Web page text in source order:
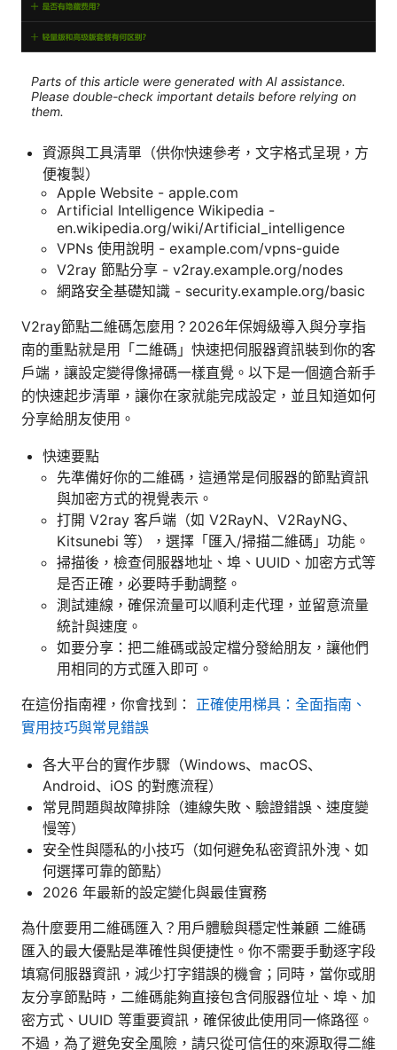
Parts of this article were generated with AI assistance.
Please double-check important details before relying on
them.
資源與工具清單（供你快速參考，文字格式呈現，方
便複製）
Apple Website - apple.com
Artificial Intelligence Wikipedia -
en.wikipedia.org/wiki/Artificial_intelligence
VPNs 使用說明 - example.com/vpns-guide
V2ray 節點分享 - v2ray.example.org/nodes
網路安全基礎知識 - security.example.org/basic
V2ray節點二維碼怎麼用？2026年保姆級導入與分享指
南的重點就是用「二維碼」快速把伺服器資訊裝到你的客
戶端，讓設定變得像掃碼一樣直覺。以下是一個適合新手
的快速起步清單，讓你在家就能完成設定，並且知道如何
分享給朋友使用。
快速要點
先準備好你的二維碼，這通常是伺服器的節點資訊
與加密方式的視覺表示。
打開 V2ray 客戶端（如 V2RayN、V2RayNG、
Kitsunebi 等），選擇「匯入/掃描二維碼」功能。
掃描後，檢查伺服器地址、埠、UUID、加密方式等
是否正確，必要時手動調整。
測試連線，確保流量可以順利走代理，並留意流量
統計與速度。
如要分享：把二維碼或設定檔分發給朋友，讓他們
用相同的方式匯入即可。
在這份指南裡，你會找到： 正確使用梯具：全面指南、
實用技巧與常見錯誤
各大平台的實作步驟（Windows、macOS、
Android、iOS 的對應流程）
常見問題與故障排除（連線失敗、驗證錯誤、速度變
慢等）
安全性與隱私的小技巧（如何避免私密資訊外洩、如
何選擇可靠的節點）
2026 年最新的設定變化與最佳實務
為什麼要用二維碼匯入？用戶體驗與穩定性兼顧 二維碼
匯入的最大優點是準確性與便捷性。你不需要手動逐字段
填寫伺服器資訊，減少打字錯誤的機會；同時，當你或朋
友分享節點時，二維碼能夠直接包含伺服器位址、埠、加
密方式、UUID 等重要資訊，確保彼此使用同一條路徑。
不過，為了避免安全風險，請只從可信任的來源取得二維